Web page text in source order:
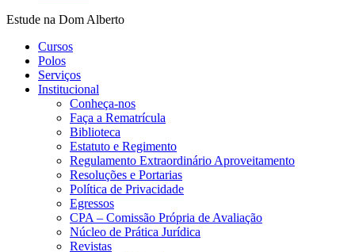
Estude na Dom Alberto
Cursos
Polos
Serviços
Institucional
Conheça-nos
Faça a Rematrícula
Biblioteca
Estatuto e Regimento
Regulamento Extraordinário Aproveitamento
Resoluções e Portarias
Política de Privacidade
Egressos
CPA – Comissão Própria de Avaliação
Núcleo de Prática Jurídica
Revistas